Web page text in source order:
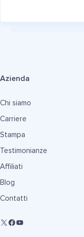
Azienda
Chi siamo
Carriere
Stampa
Testimonianze
Affiliati
Blog
Contatti